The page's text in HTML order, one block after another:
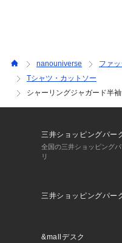
性上、非常にデリケートな
下さい。着用時にベルト・
とがったもの等との摩擦や
濯やクリーニングの際に、
立ちや毛玉（ピル）が生じ
ご注意ください。
上、お届け予定時期が前
ます。正しい色味はスタジ
nanouniverse ファ
Tシャツ・カットソー
シャーリングジャガード半
三井ショッピングパー
全国の三井ショッピング
リ
三井ショッピングパー
&mallデスク